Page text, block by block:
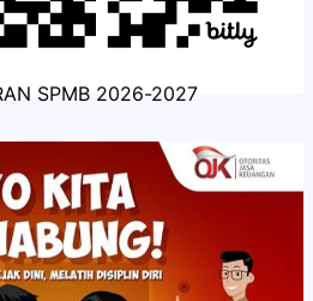
SPMB 2026-2027